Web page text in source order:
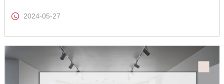
行业协会、室内装饰行业协会、家具行业协会、装饰装修行
业协会、建筑材料行业协会负责人和全屋定制相关企业代表
及专家共百余人参加。上海市家具行业协会秘书长李霞出席
2024-05-27